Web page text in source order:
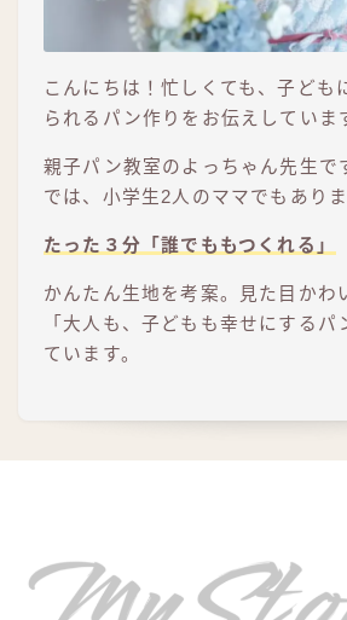
こんにちは！忙しくても、子ども
られるパン作りをお伝えしていま
親子パン教室のよっちゃん先生で
では、小学生2人のママでもありま
たった３分「誰でももつくれる」
かんたん生地を考案。見た目かわ
「大人も、子どもも幸せにするパ
ています。